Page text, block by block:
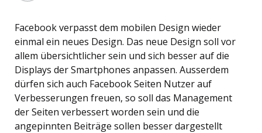
Facebook verpasst dem mobilen Design wieder
einmal ein neues Design. Das neue Design soll vor
allem übersichtlicher sein und sich besser auf die
Displays der Smartphones anpassen. Ausserdem
dürfen sich auch Facebook Seiten Nutzer auf
Verbesserungen freuen, so soll das Management
der Seiten verbessert worden sein und die
angepinnten Beiträge sollen besser dargestellt